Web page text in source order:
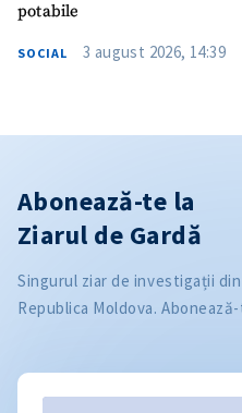
potabile
SOCIAL 3 august 2026, 14:39
Abonează-te la
Ziarul de Gardă
Singurul ziar de investigații din
Republica Moldova.